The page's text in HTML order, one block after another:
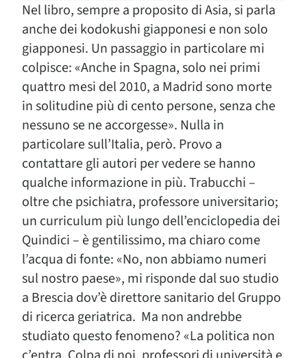
Nel libro, sempre a proposito di Asia, si parla
anche dei kodokushi giapponesi e non solo
giapponesi. Un passaggio in particolare mi
colpisce: «Anche in Spagna, solo nei primi
quattro mesi del 2010, a Madrid sono morte
in solitudine più di cento persone, senza che
nessuno se ne accorgesse». Nulla in
particolare sull’Italia, però. Provo a
contattare gli autori per vedere se hanno
qualche informazione in più. Trabucchi –
oltre che psichiatra, professore universitario;
un curriculum più lungo dell’enciclopedia dei
Quindici – è gentilissimo, ma chiaro come
l’acqua di fonte: «No, non abbiamo numeri
sul nostro paese», mi risponde dal suo studio
a Brescia dov’è direttore sanitario del Gruppo
di ricerca geriatrica. Ma non andrebbe
studiato questo fenomeno? «La politica non